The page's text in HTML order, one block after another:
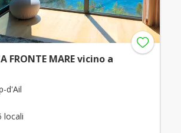
FRONTE MARE vicino a
d'Ail
locali